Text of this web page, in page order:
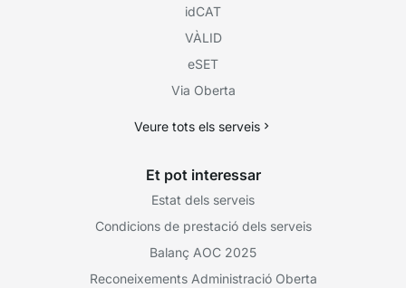
idCAT
VÀLID
eSET
Via Oberta
Veure tots els serveis
Et pot interessar
Estat dels serveis
Condicions de prestació dels serveis
Balanç AOC 2025
Reconeixements Administració Oberta